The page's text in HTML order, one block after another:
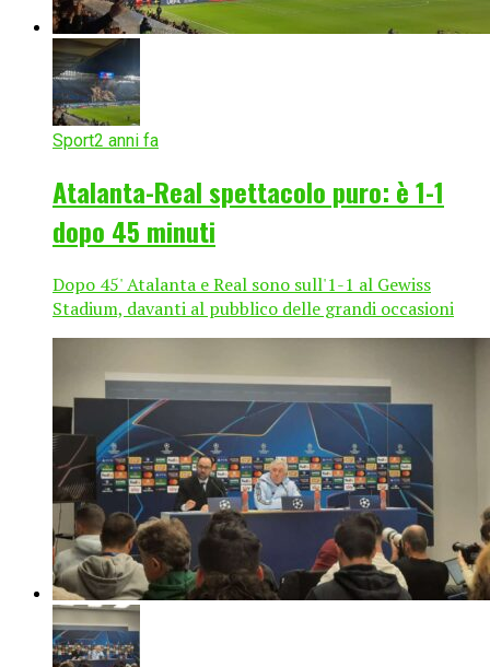
Sport2 anni fa
Atalanta-Real spettacolo puro: è 1-1
dopo 45 minuti
Dopo 45' Atalanta e Real sono sull'1-1 al Gewiss
Stadium, davanti al pubblico delle grandi occasioni